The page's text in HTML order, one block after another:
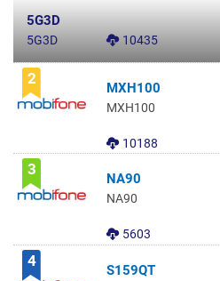
5G3D
5G3D 10435
MXH100
MXH100
10188
2
NA90
NA90
5603
3
S159QT
4